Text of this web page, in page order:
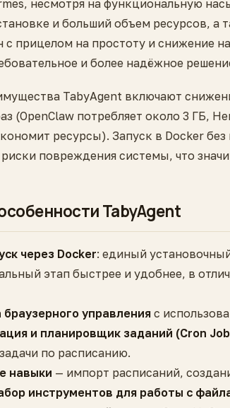
несмотря на функциональную
и больший объем ресурсов, а
с прицелом на простоту и снижение
и более надёжное
TabyAgent включают
(OpenClaw потребляет около 3 ГБ,
ресурсы). Запуск в Docker
повреждения системы, что
TabyAgent
через Docker: единый
этап быстрее и удобнее, в
управления с
и планировщик заданий (Cron
по расписанию.
навыки — импорт расписаний,
инструментов для работы с